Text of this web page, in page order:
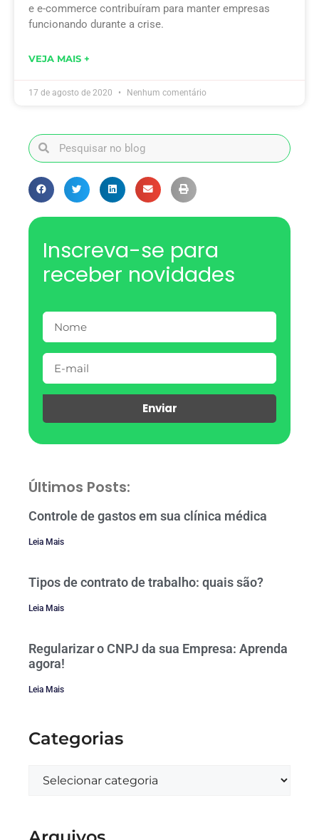
e e-commerce contribuíram para manter empresas
funcionando durante a crise.
VEJA MAIS +
17 de agosto de 2020 Nenhum comentário
Inscreva-se para
receber novidades
Enviar
Últimos Posts:
Controle de gastos em sua clínica médica
Leia Mais
Tipos de contrato de trabalho: quais são?
Leia Mais
Regularizar o CNPJ da sua Empresa: Aprenda
agora!
Leia Mais
Categorias